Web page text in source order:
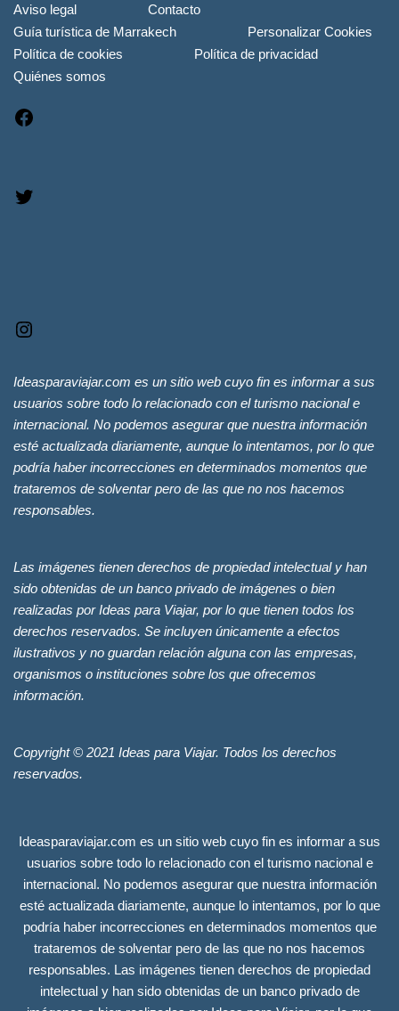
Aviso legal
Contacto
Guía turística de Marrakech
Personalizar Cookies
Política de cookies
Política de privacidad
Quiénes somos
Ideasparaviajar.com es un sitio web cuyo fin es informar a sus
usuarios sobre todo lo relacionado con el turismo nacional e
internacional. No podemos asegurar que nuestra información
esté actualizada diariamente, aunque lo intentamos, por lo que
podría haber incorrecciones en determinados momentos que
trataremos de solventar pero de las que no nos hacemos
responsables.
Las imágenes tienen derechos de propiedad intelectual y han
sido obtenidas de un banco privado de imágenes o bien
realizadas por Ideas para Viajar, por lo que tienen todos los
derechos reservados. Se incluyen únicamente a efectos
ilustrativos y no guardan relación alguna con las empresas,
organismos o instituciones sobre los que ofrecemos
información.
Copyright © 2021 Ideas para Viajar. Todos los derechos
reservados.
Ideasparaviajar.com es un sitio web cuyo fin es informar a sus
usuarios sobre todo lo relacionado con el turismo nacional e
internacional. No podemos asegurar que nuestra información
esté actualizada diariamente, aunque lo intentamos, por lo que
podría haber incorrecciones en determinados momentos que
trataremos de solventar pero de las que no nos hacemos
responsables. Las imágenes tienen derechos de propiedad
intelectual y han sido obtenidas de un banco privado de